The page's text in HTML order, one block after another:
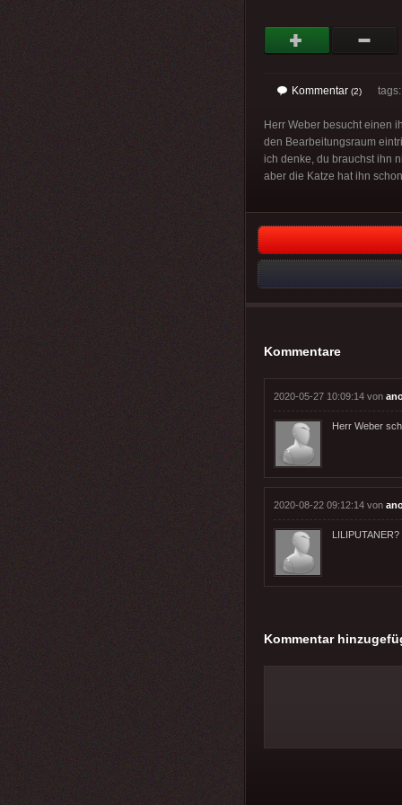
Kommentar (2)
Herr Weber besucht einen
den Bearbeitungsraum
ich denke, du brauchst ihn
aber die Katze hat ihn
Kommentare
2020-05-27 10:09:14 von
Herr Weber
2020-08-22 09:12:14 von
Kommentar